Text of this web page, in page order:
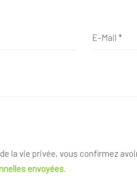
la vie privée, vous confirmez
envoyées.